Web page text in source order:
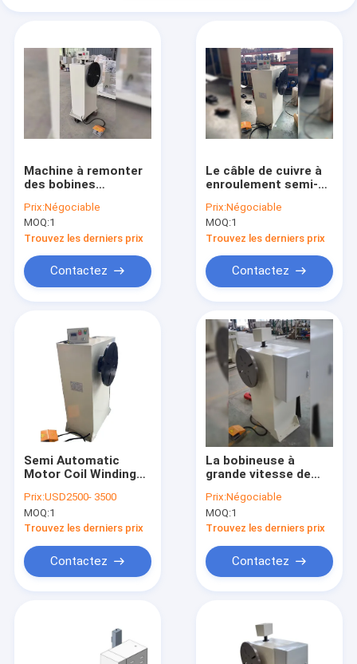
Machine à remonter
des bobines
semi-automatique
Prix:Négociable
MOQ:1
Trouvez les derniers prix
Contactez
Le câble de cuivre à
enroulement semi-
bobine à moteur
électrique
Prix:Négociable
MOQ:1
Trouvez les derniers prix
Contactez
Semi Automatic
Motor Coil Winding
Flange Diameter and
12 Months Warranty
for Copper or
Prix:USD2500- 3500
MOQ:1
Trouvez les derniers prix
Contactez
La bobineuse à
grande vitesse de
l'enroulement de
câblage cuivre
Prix:Négociable
MOQ:1
Trouvez les derniers prix
Contactez